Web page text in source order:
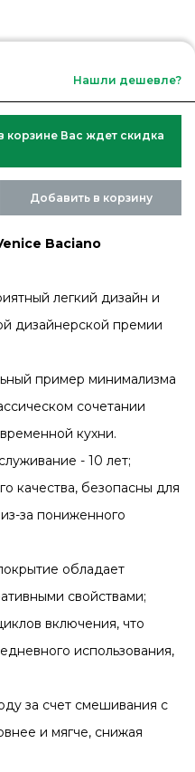
Нашли дешевле?
корзине Вас ждет скидка
Добавить в корзину
Baciano
легкий дизайн и
дизайнерской премии
пример минимализма
сочетании
кухни.
- 10 лет;
качества, безопасны для
за пониженного
обладает
свойствами;
включения, что
использования,
за счет смешивания с
и мягче, снижая